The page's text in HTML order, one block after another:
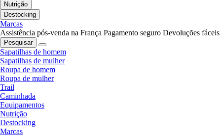
Nutrição
Destocking
Marcas
Assistência pós-venda na França Pagamento seguro Devoluções fáceis
Pesquisar
Sapatilhas de homem
Sapatilhas de mulher
Roupa de homem
Roupa de mulher
Trail
Caminhada
Equipamentos
Nutrição
Destocking
Marcas